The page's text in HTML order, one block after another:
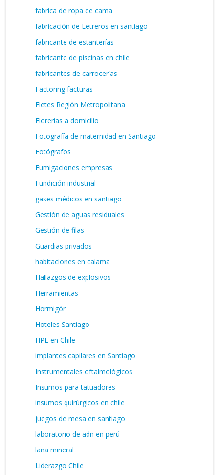
fabrica de ropa de cama
fabricación de Letreros en santiago
fabricante de estanterías
fabricante de piscinas en chile
fabricantes de carrocerías
Factoring facturas
Fletes Región Metropolitana
Florerias a domicilio
Fotografía de maternidad en Santiago
Fotógrafos
Fumigaciones empresas
Fundición industrial
gases médicos en santiago
Gestión de aguas residuales
Gestión de filas
Guardias privados
habitaciones en calama
Hallazgos de explosivos
Herramientas
Hormigón
Hoteles Santiago
HPL en Chile
implantes capilares en Santiago
Instrumentales oftalmológicos
Insumos para tatuadores
insumos quirúrgicos en chile
juegos de mesa en santiago
laboratorio de adn en perú
lana mineral
Liderazgo Chile